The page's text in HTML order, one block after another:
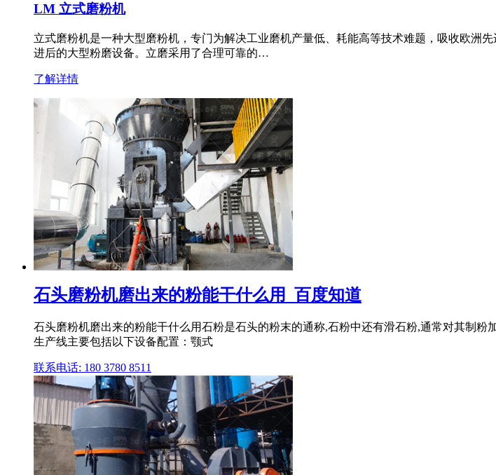
LM 立式磨粉机
立式磨粉机是一种大型磨粉机，专门为解决工业磨机产量低、耗能高等技术难题，吸收欧洲
进后的大型粉磨设备。立磨采用了合理可靠的…
了解详情
石头磨粉机磨出来的粉能干什么用_百度知道
石头磨粉机磨出来的粉能干什么用石粉是石头的粉末的通称,石粉中还有滑石粉,通常对其制
生产线主要包括以下设备配置：颚式
联系电话: 180 3780 8511